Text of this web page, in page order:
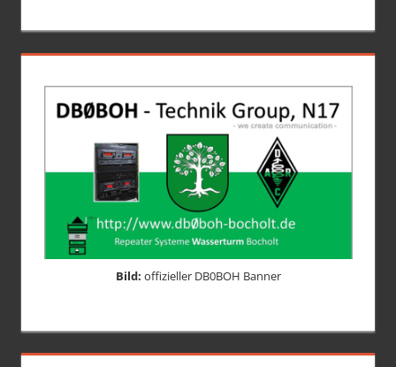
Bild: offizieller DB0BOH Banner